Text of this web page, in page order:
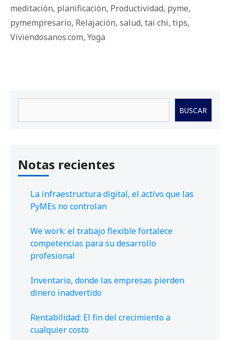
meditación, planificación, Productividad, pyme,
pymempresario, Relajación, salud, tai chi, tips,
Viviendosanos.com, Yoga
BUSCAR
Notas recientes
La infraestructura digital, el activo que las
PyMEs no controlan
We work: el trabajo flexible fortalece
competencias para su desarrollo
profesional
Inventario, donde las empresas pierden
dinero inadvertido
Rentabilidad: El fin del crecimiento a
cualquier costo